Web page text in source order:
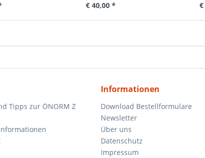
€ 40,00 *
Tipps zur ÖNORM Z
Informationen
Download Bestellformulare
Newsletter
Über uns
Datenschutz
Impressum